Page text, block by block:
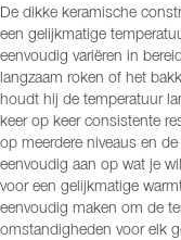
De dikke keramische
een gelijkmatige
eenvoudig variëren in
langzaam roken of het
houdt hij de temperatuur
keer op keer consistente
op meerdere niveaus en
eenvoudig aan op wat je
voor een gelijkmatige
eenvoudig maken om de
omstandigheden voor elk